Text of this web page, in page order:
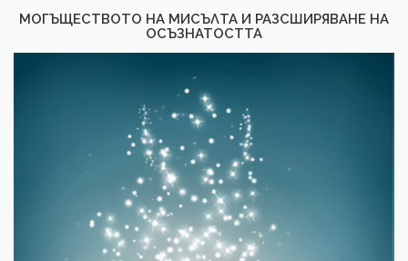
МОГЪЩЕСТВОТО НА МИСЪЛТА И РАЗСШИРЯВАНЕ НА
ОСЪЗНАТОСТТА